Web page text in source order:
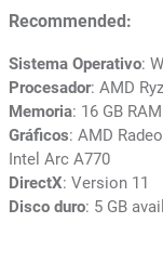
Recommended:
Sistema Operativo:
Procesador: AMD
Memoria: 16 GB RAM
Gráficos: AMD
Intel Arc A770
DirectX: Version 11
Disco duro: 5 GB